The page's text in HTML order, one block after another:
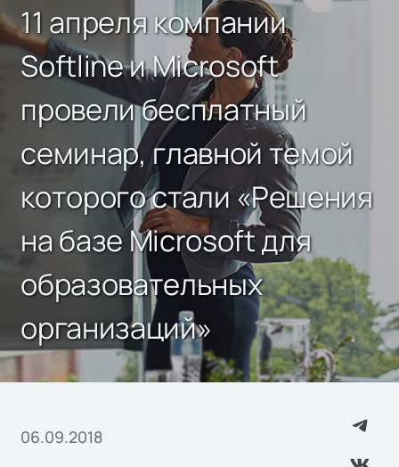
11 апреля компании
Softline и Microsoft
провели бесплатный
семинар, главной темой
которого стали «Решения
на базе Microsoft для
образовательных
организаций»
06.09.2018